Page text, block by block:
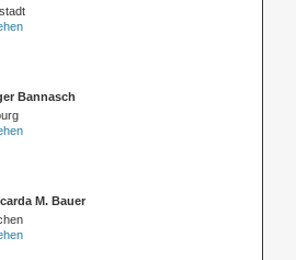
Bannasch
M. Bauer